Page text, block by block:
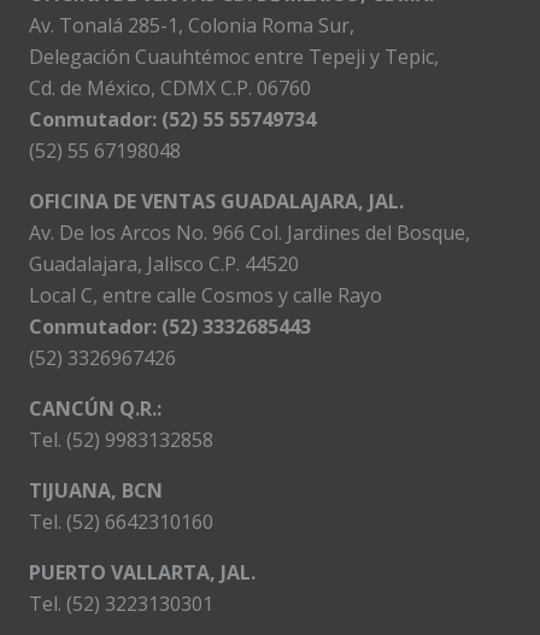
Av. Tonalá 285-1, Colonia Roma Sur,
Delegación Cuauhtémoc entre Tepeji y Tepic,
Cd. de México, CDMX C.P. 06760
Conmutador: (52) 55 55749734
(52) 55 67198048
OFICINA DE VENTAS GUADALAJARA, JAL.
Av. De los Arcos No. 966 Col. Jardines del Bosque,
Guadalajara, Jalisco C.P. 44520
Local C, entre calle Cosmos y calle Rayo
Conmutador: (52) 3332685443
(52) 3326967426
CANCÚN Q.R.:
Tel. (52) 9983132858
TIJUANA, BCN
Tel. (52) 6642310160
PUERTO VALLARTA, JAL.
Tel. (52) 3223130301